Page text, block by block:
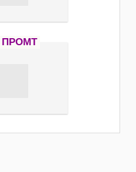
ПРОМТ